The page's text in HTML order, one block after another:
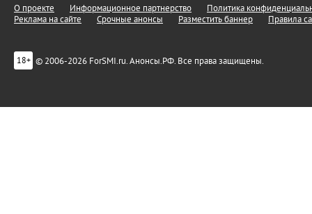
О проекте Информационное партнерство
Политика
Реклама на сайте
Срочные анонсы Разместить баннер Правила
18+ © 2006-2026 ForSMI.ru. Анонсы.РФ. Все права защищены.